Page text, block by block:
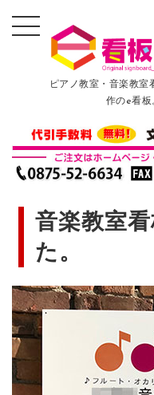
ピアノ教室・音楽教室
作のe看板
音楽教室
た。